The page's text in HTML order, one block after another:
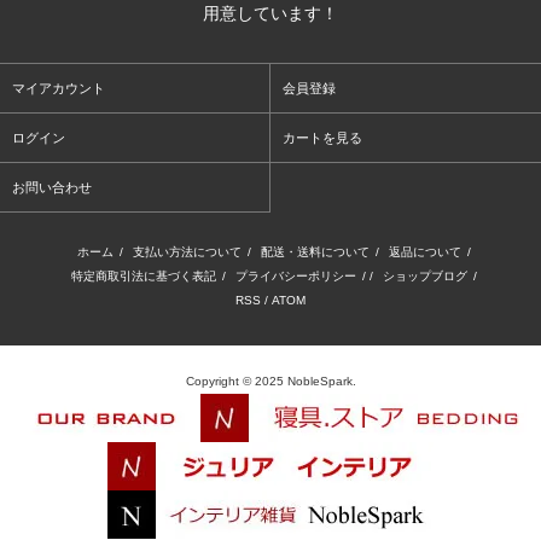
用意しています！
マイアカウント 会員登録
ログイン カートを見る
お問い合わせ
ホーム / 支払い方法について / 配送・送料について / 返品について /
特定商取引法に基づく表記 / プライバシーポリシー / / ショップブログ /
RSS / ATOM
Copyright © 2025 NobleSpark.